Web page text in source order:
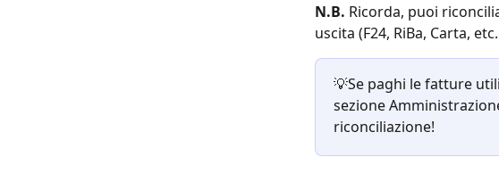
N.B. Ricorda, puoi
uscita (F24, RiBa, Carta,
💡Se paghi le fatture
sezione
riconciliazione!